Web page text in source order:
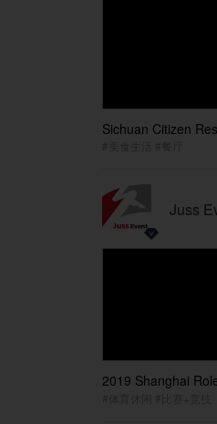
Sichuan Citizen
Juss
2019 Shanghai